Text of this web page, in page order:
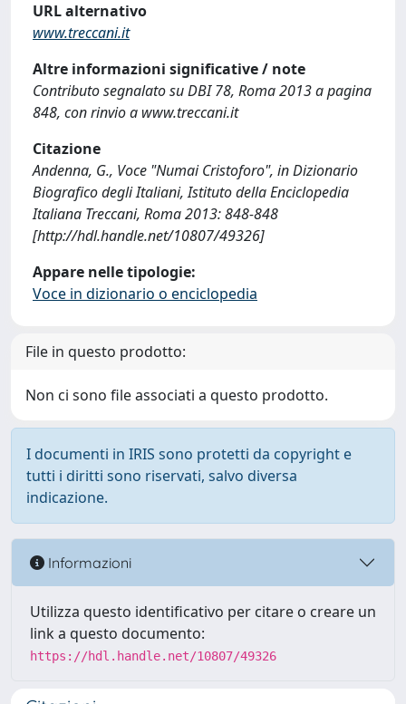
URL alternativo
www.treccani.it
Altre informazioni significative / note
Contributo segnalato su DBI 78, Roma 2013 a pagina
848, con rinvio a www.treccani.it
Citazione
Andenna, G., Voce "Numai Cristoforo", in Dizionario
Biografico degli Italiani, Istituto della Enciclopedia
Italiana Treccani, Roma 2013: 848-848
[http://hdl.handle.net/10807/49326]
Appare nelle tipologie:
Voce in dizionario o enciclopedia
File in questo prodotto:
Non ci sono file associati a questo prodotto.
I documenti in IRIS sono protetti da copyright e
tutti i diritti sono riservati, salvo diversa
indicazione.
Informazioni
Utilizza questo identificativo per citare o creare un
link a questo documento:
https://hdl.handle.net/10807/49326